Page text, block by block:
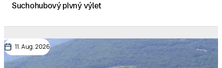
Suchohubový pivný výlet
11. Aug. 2026